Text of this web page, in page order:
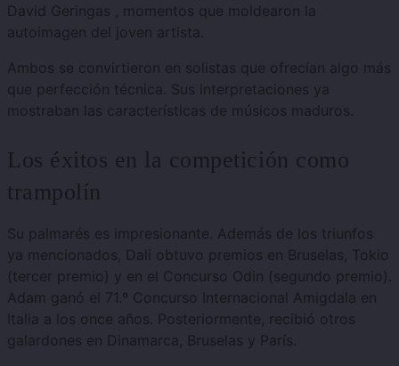
David Geringas , momentos que moldearon la
autoimagen del joven artista.
Ambos se convirtieron en solistas que ofrecían algo más
que perfección técnica. Sus interpretaciones ya
mostraban las características de músicos maduros.
Los éxitos en la competición como
trampolín
Su palmarés es impresionante. Además de los triunfos
ya mencionados, Dalí obtuvo premios en Bruselas, Tokio
(tercer premio) y en el Concurso Odin (segundo premio).
Adam ganó el 71.º Concurso Internacional Amigdala en
Italia a los once años. Posteriormente, recibió otros
galardones en Dinamarca, Bruselas y París.